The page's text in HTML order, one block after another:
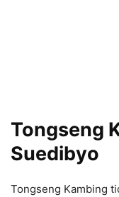
Tongseng
Suedibyo
Tongseng Kambing